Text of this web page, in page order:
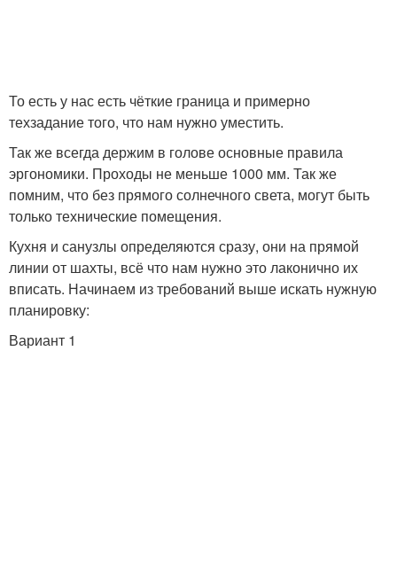
То есть у нас есть чёткие граница и примерно
техзадание того, что нам нужно уместить.
Так же всегда держим в голове основные правила
эргономики. Проходы не меньше 1000 мм. Так же
помним, что без прямого солнечного света, могут быть
только технические помещения.
Кухня и санузлы определяются сразу, они на прямой
линии от шахты, всё что нам нужно это лаконично их
вписать. Начинаем из требований выше искать нужную
планировку:
Вариант 1